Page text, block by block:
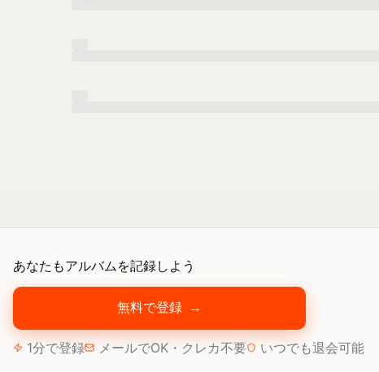
あなたもアルバムを記録しよう
無料で登録 →
1分で登録 メールでOK・クレカ不要 いつでも退会可能